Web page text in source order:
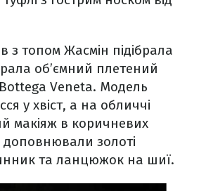
з топом Жасмін підібрала
об’ємний плетений
Veneta. Модель
у хвіст, а на обличчі
макіяж в коричневих
доповнювали золоті
та ланцюжок на шиї.